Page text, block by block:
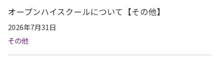
オープンハイスクールについて【その他】
2026年7月31日
その他